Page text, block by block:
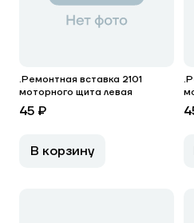
.Ремонтная вставка 2101
моторного щита левая
45 ₽
В корзину